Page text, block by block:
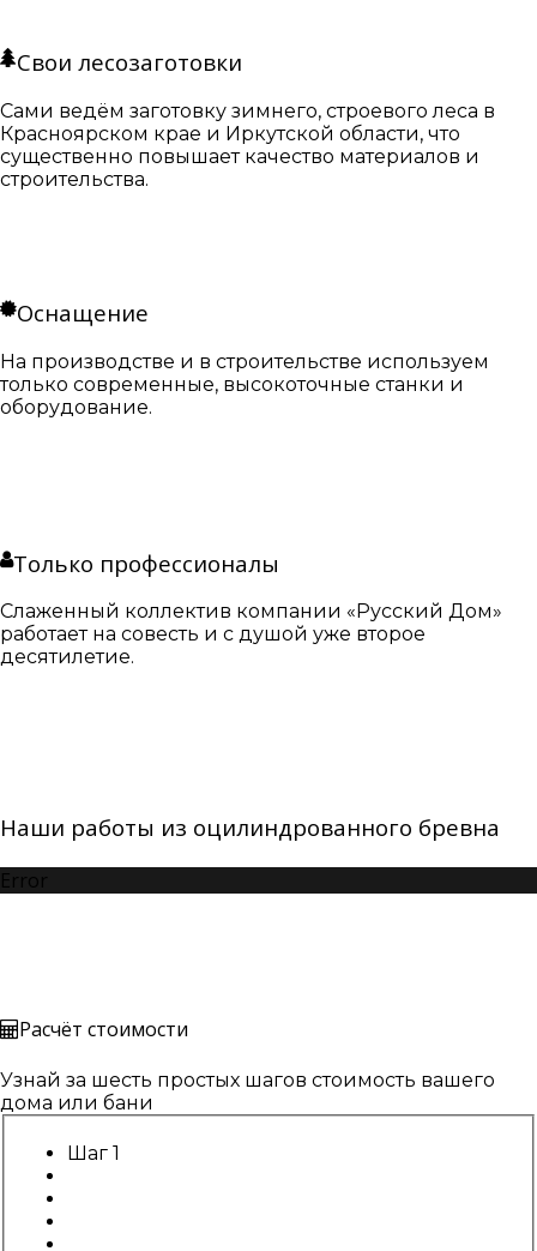
Свои лесозаготовки
Сами ведём заготовку зимнего, строевого леса в
Красноярском крае и Иркутской области, что
существенно повышает качество материалов и
строительства.
Оснащение
На производстве и в строительстве используем
только современные, высокоточные станки и
оборудование.
Только профессионалы
Слаженный коллектив компании «Русский Дом»
работает на совесть и с душой уже второе
десятилетие.
Наши работы из оцилиндрованного бревна
Error
Расчёт стоимости
Узнай за шесть простых шагов стоимость вашего
дома или бани
Шаг 1